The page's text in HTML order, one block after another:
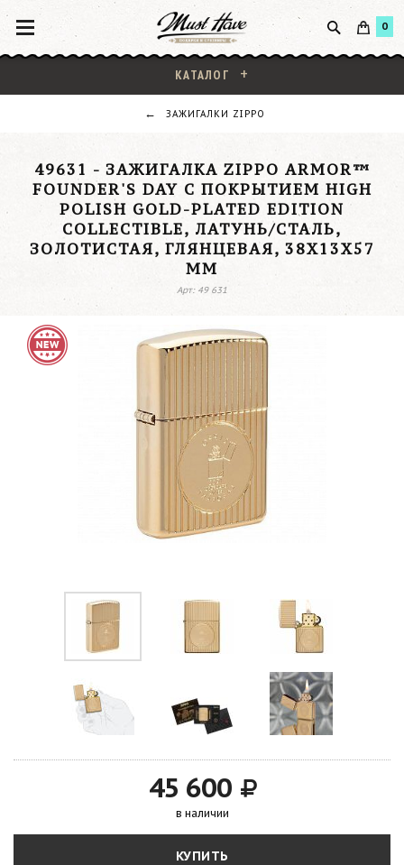
0
КАТАЛОГ
ЗАЖИГАЛКИ ZIPPO
49631 - ЗАЖИГАЛКА ZIPPO ARMOR™
FOUNDER'S DAY С ПОКРЫТИЕМ HIGH
POLISH GOLD-PLATED EDITION
COLLECTIBLE, ЛАТУНЬ/СТАЛЬ,
ЗОЛОТИСТАЯ, ГЛЯНЦЕВАЯ, 38X13X57
ММ
Арт: 49 631
45 600
в наличии
КУПИТЬ